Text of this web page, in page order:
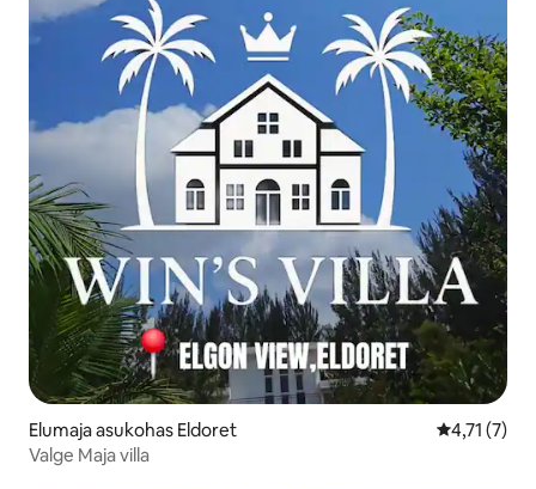
Elumaja asukohas Eldoret Keskmine
4,71 (7)
Valge Maja villa